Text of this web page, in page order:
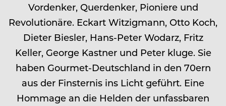
Vordenker, Querdenker, Pioniere und
Revolutionäre. Eckart Witzigmann, Otto Koch,
Dieter Biesler, Hans-Peter Wodarz, Fritz
Keller, George Kastner und Peter kluge. Sie
haben Gourmet-Deutschland in den 70ern
aus der Finsternis ins Licht geführt. Eine
Hommage an die Helden der unfassbaren